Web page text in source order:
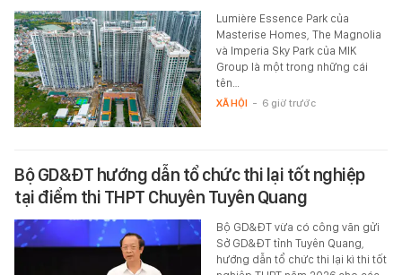
Lumière Essence Park của
Masterise Homes, The Magnolia
và Imperia Sky Park của MIK
Group là một trong những cái
tên…
XÃ HỘI - 6 giờ trước
Bộ GD&ĐT hướng dẫn tổ chức thi lại tốt nghiệp
tại điểm thi THPT Chuyên Tuyên Quang
Bộ GD&ĐT vừa có công văn gửi
Sở GD&ĐT tỉnh Tuyên Quang,
hướng dẫn tổ chức thi lại kì thi tốt